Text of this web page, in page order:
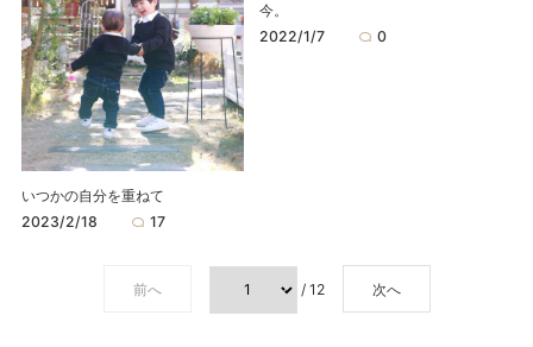
いつかの自分を重ねて
2023/2/18
17
今。
2022/1/7
0
前へ / 12 次へ